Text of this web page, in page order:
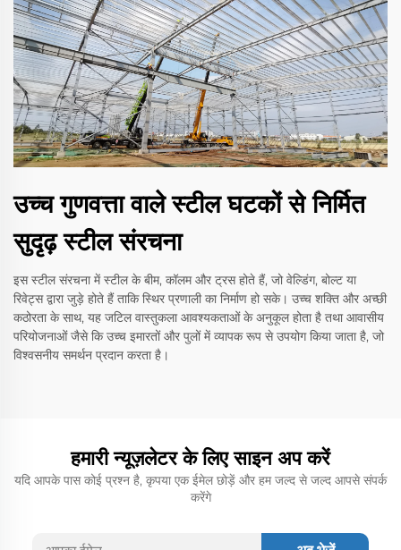
उच्च गुणवत्ता वाले स्टील घटकों से निर्मित
सुदृढ़ स्टील संरचना
इस स्टील संरचना में स्टील के बीम, कॉलम और ट्रस होते हैं, जो वेल्डिंग, बोल्ट या
रिवेट्स द्वारा जुड़े होते हैं ताकि स्थिर प्रणाली का निर्माण हो सके। उच्च शक्ति और अच्छी
कठोरता के साथ, यह जटिल वास्तुकला आवश्यकताओं के अनुकूल होता है तथा आवासीय
परियोजनाओं जैसे कि उच्च इमारतों और पुलों में व्यापक रूप से उपयोग किया जाता है, जो
विश्वसनीय समर्थन प्रदान करता है।
हमारी न्यूज़लेटर के लिए साइन अप करें
यदि आपके पास कोई प्रश्न है, कृपया एक ईमेल छोड़ें और हम जल्द से जल्द आपसे संपर्क
करेंगे